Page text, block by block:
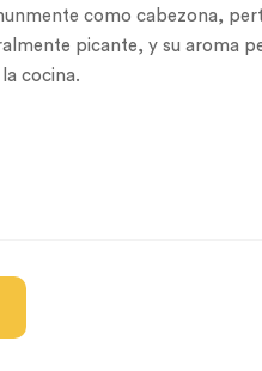
como cabezona,
picante, y su aroma
cocina.